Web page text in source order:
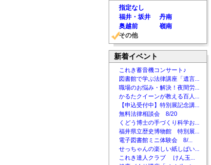
指定なし
福井・坂井
丹南
奥越前
嶺南
その他
新着イベント
これき蓄音機コンサート♪
図書館で学ぶ法律講座「遺言...
職場のお悩み・解決！夜間労...
かるたクイーンが教える百人...
【申込受付中】特別展記念講...
無料法律相談会 8/20
くどう博士の手づくり科学お...
福井県立歴史博物館 特別展...
電子図書館ミニ体験会 8/...
せっちゃんの楽しい紙しばい...
これき達人クラブ けん玉...